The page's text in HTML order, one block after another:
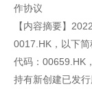
作协议
【内容摘要】
0017.HK，以下简
代码：00659.HK
持有新创建已发